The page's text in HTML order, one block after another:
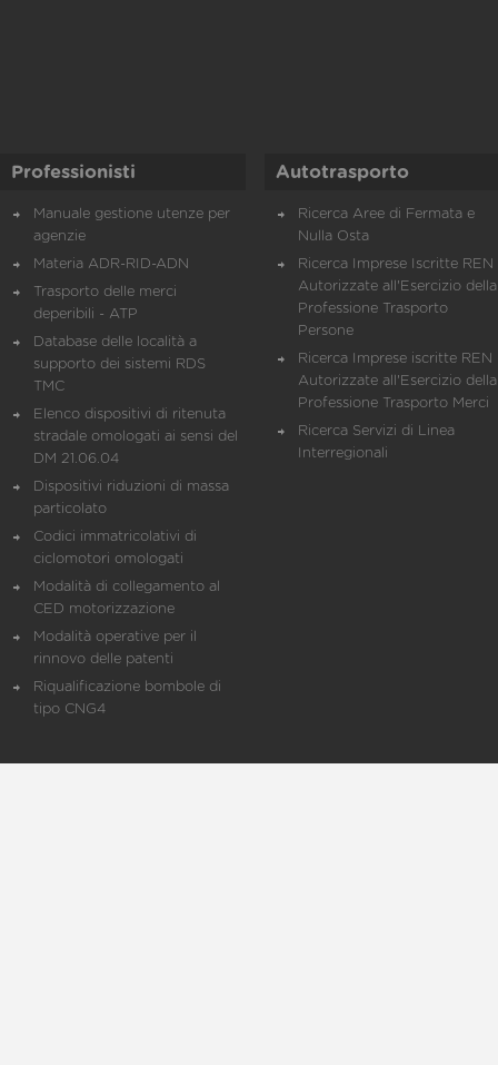
Professionisti
Manuale gestione utenze per
agenzie
Materia ADR-RID-ADN
Trasporto delle merci
deperibili - ATP
Database delle località a
supporto dei sistemi RDS
TMC
Elenco dispositivi di ritenuta
stradale omologati ai sensi del
DM 21.06.04
Dispositivi riduzioni di massa
particolato
Codici immatricolativi di
ciclomotori omologati
Modalità di collegamento al
CED motorizzazione
Modalità operative per il
rinnovo delle patenti
Riqualificazione bombole di
tipo CNG4
Autotrasporto
Ricerca Aree di Fermata e
Nulla Osta
Ricerca Imprese Iscritte REN
Autorizzate all'Esercizio della
Professione Trasporto
Persone
Ricerca Imprese iscritte REN
Autorizzate all'Esercizio della
Professione Trasporto Merci
Ricerca Servizi di Linea
Interregionali